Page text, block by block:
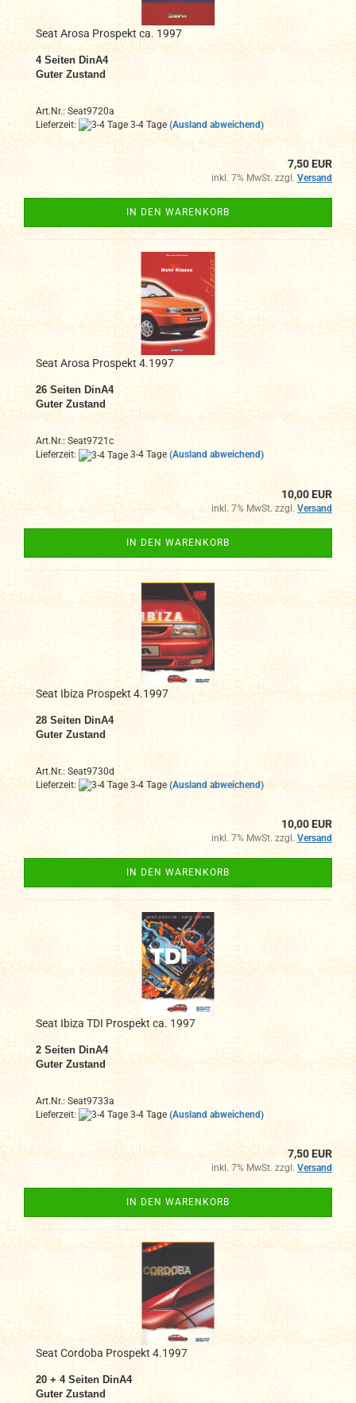
Seat Arosa Prospekt ca. 1997
4 Seiten DinA4
Guter Zustand
Art.Nr.: Seat9720a
Lieferzeit:
3-4 Tage (Ausland abweichend)
7,50 EUR
inkl. 7% MwSt. zzgl. Versand
IN DEN WARENKORB
Seat Arosa Prospekt 4.1997
26 Seiten DinA4
Guter Zustand
Art.Nr.: Seat9721c
Lieferzeit:
3-4 Tage (Ausland abweichend)
10,00 EUR
inkl. 7% MwSt. zzgl. Versand
IN DEN WARENKORB
Seat Ibiza Prospekt 4.1997
28 Seiten DinA4
Guter Zustand
Art.Nr.: Seat9730d
Lieferzeit:
3-4 Tage (Ausland abweichend)
10,00 EUR
inkl. 7% MwSt. zzgl. Versand
IN DEN WARENKORB
Seat Ibiza TDI Prospekt ca. 1997
2 Seiten DinA4
Guter Zustand
Art.Nr.: Seat9733a
Lieferzeit:
3-4 Tage (Ausland abweichend)
7,50 EUR
inkl. 7% MwSt. zzgl. Versand
IN DEN WARENKORB
Seat Cordoba Prospekt 4.1997
20 + 4 Seiten DinA4
Guter Zustand